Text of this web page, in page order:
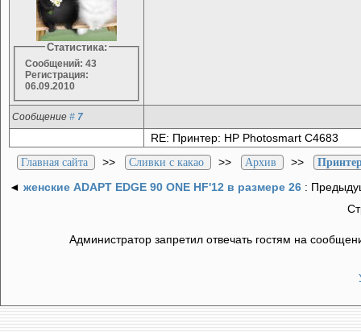
Статистика:
Сообщений: 43
Регистрация:
06.09.2010
Сообщение # 7
RE: Принтер: HP Photosmart C4683
Главная сайта >> Сливки с какао >> Архив >>
◄ женские ADAPT EDGE 90 ONE HF'12 в размере 26 :
Администратор запретил отвечать гостям на